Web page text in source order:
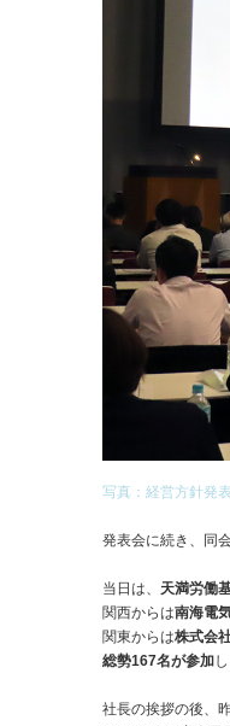
写真：経営方針発
発表会に続き、同
当日は、 天満労働
関西からは南海電
関東からは株式会
総勢167名が参加
社長の挨拶の後、